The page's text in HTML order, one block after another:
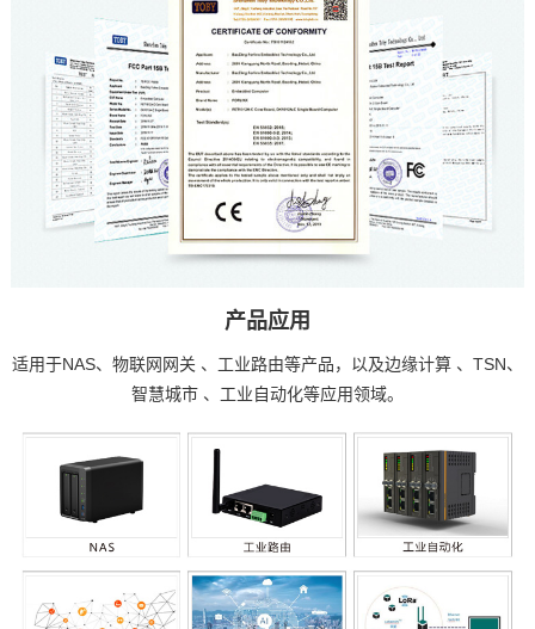
产品应用
适用于NAS、 物联网 网关 、工业路由等产品，以及边缘计算 、TSN、
智慧城市 、工业自动化等应用领域。